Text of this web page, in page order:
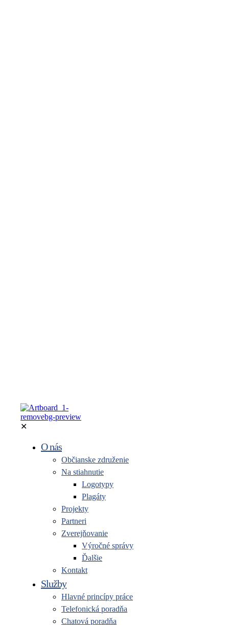
✕
O nás
Občianske združenie
Na stiahnutie
Logotypy
Plagáty
Projekty
Partneri
Zverejňovanie
Výročné správy
Ďalšie
Kontakt
Služby
Hlavné princípy práce
Telefonická poradňa
Chatová poradňa